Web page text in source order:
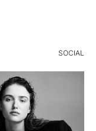
SOCIAL